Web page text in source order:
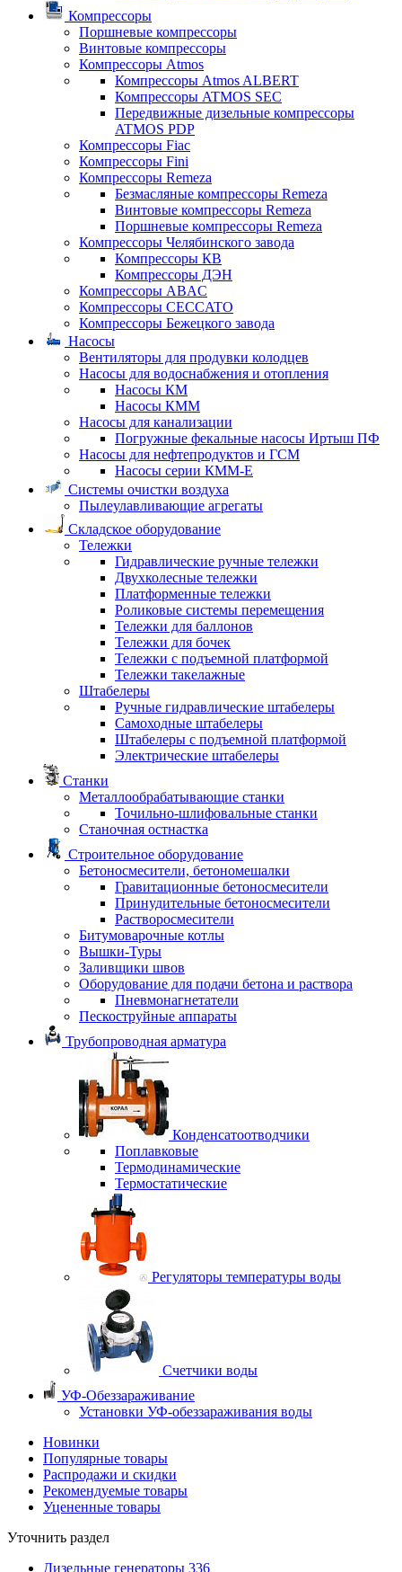
Компрессоры
Поршневые компрессоры
Винтовые компрессоры
Компрессоры Atmos
Компрессоры Atmos ALBERT
Компрессоры ATMOS SEC
Передвижные дизельные компрессоры
ATMOS PDP
Компрессоры Fiac
Компрессоры Fini
Компрессоры Remeza
Безмасляные компрессоры Remeza
Винтовые компрессоры Remeza
Поршневые компрессоры Remeza
Компрессоры Челябинского завода
Компрессоры КВ
Компрессоры ДЭН
Компрессоры ABAC
Компрессоры CECCATO
Компрессоры Бежецкого завода
Насосы
Вентиляторы для продувки колодцев
Насосы для водоснабжения и отопления
Насосы КМ
Насосы КММ
Насосы для канализации
Погружные фекальные насосы Иртыш ПФ
Насосы для нефтепродуктов и ГСМ
Насосы серии КММ-Е
Системы очистки воздуха
Пылеулавливающие агрегаты
Складское оборудование
Тележки
Гидравлические ручные тележки
Двухколесные тележки
Платформенные тележки
Роликовые системы перемещения
Тележки для баллонов
Тележки для бочек
Тележки с подъемной платформой
Тележки такелажные
Штабелеры
Ручные гидравлические штабелеры
Самоходные штабелеры
Штабелеры с подъемной платформой
Электрические штабелеры
Станки
Металлообрабатывающие станки
Точильно-шлифовальные станки
Станочная остнастка
Строительное оборудование
Бетоносмесители, бетономешалки
Гравитационные бетоносмесители
Принудительные бетоносмесители
Растворосмесители
Битумоварочные котлы
Вышки-Туры
Заливщики швов
Оборудование для подачи бетона и раствора
Пневмонагнетатели
Пескоструйные аппараты
Трубопроводная арматура
Конденсатоотводчики
Поплавковые
Термодинамические
Термостатические
Регуляторы температуры воды
Счетчики воды
УФ-Обеззараживание
Установки УФ-обеззараживания воды
Новинки
Популярные товары
Распродажи и скидки
Рекомендуемые товары
Уцененные товары
Уточнить раздел
Дизельные генераторы 336